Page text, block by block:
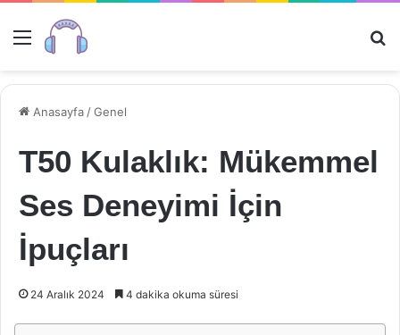
Menü
Anasayfa /Genel
T50 Kulaklık: Mükemmel
Ses Deneyimi İçin
İpuçları
24 Aralık 2024 4 dakika okuma süresi